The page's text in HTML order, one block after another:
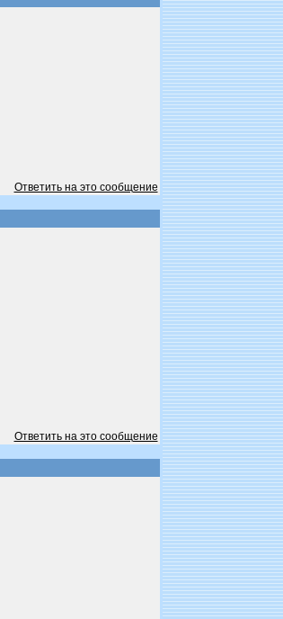
Ответить на это сообщение
Ответить на это сообщение